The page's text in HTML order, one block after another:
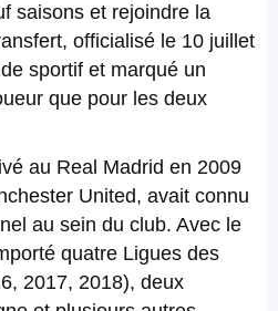
saisons et rejoindre la
officialisé le 10 juillet
sportif et marqué un
que pour les deux
au Real Madrid en 2009
United, avait connu
au sein du club. Avec le
quatre Ligues des
2017, 2018), deux